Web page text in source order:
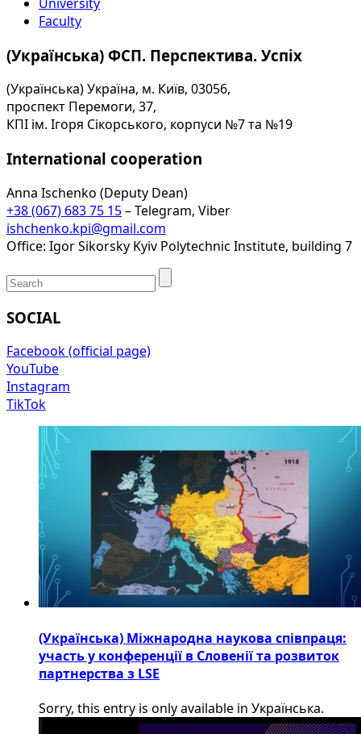
Faculty
(Українська) ФСП. Перспектива. Успіх
(Українська) Україна, м. Київ, 03056,
проспект Перемоги, 37,
КПІ ім. Ігоря Сікорського, корпуси №7 та №19
International cooperation
Anna Ischenko (Deputy Dean)
+38 (067) 683 75 15– Telegram, Viber
ishchenko.kpi@gmail.com
Office: Igor Sikorsky Kyiv Polytechnic Institute, building 7
SOCIAL
Facebook (official page)
YouTube
Instagram
TikTok
(Українська) Міжнародна наукова співпраця:
участь у конференції в Словенії та розвиток
партнерства з LSE
Sorry, this entry is only available in Українська.